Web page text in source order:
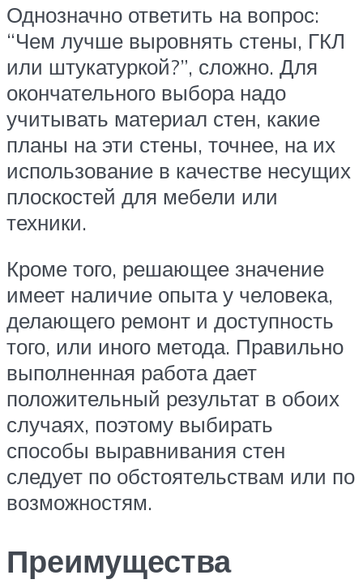
Однозначно ответить на вопрос:
“Чем лучше выровнять стены, ГКЛ
или штукатуркой?”, сложно. Для
окончательного выбора надо
учитывать материал стен, какие
планы на эти стены, точнее, на их
использование в качестве несущих
плоскостей для мебели или
техники.
Кроме того, решающее значение
имеет наличие опыта у человека,
делающего ремонт и доступность
того, или иного метода. Правильно
выполненная работа дает
положительный результат в обоих
случаях, поэтому выбирать
способы выравнивания стен
следует по обстоятельствам или по
возможностям.
Преимущества